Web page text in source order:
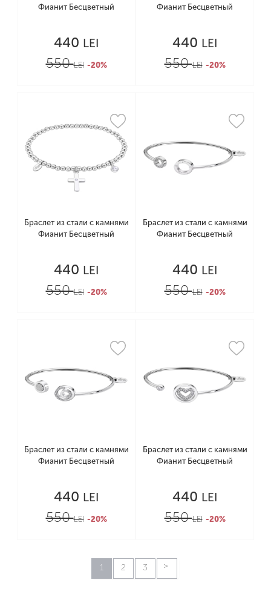
Фианит Бесцветный
440 LEI
550LEI -20%
Фианит Бесцветный
440 LEI
550LEI -20%
Браслет из стали с камнями
Фианит Бесцветный
440 LEI
550LEI -20%
Браслет из стали с камнями
Фианит Бесцветный
440 LEI
550LEI -20%
Браслет из стали с камнями
Фианит Бесцветный
440 LEI
550LEI -20%
Браслет из стали с камнями
Фианит Бесцветный
440 LEI
550LEI -20%
1 2 3